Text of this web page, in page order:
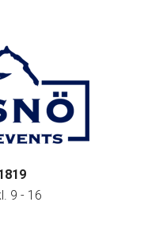
9 - 16